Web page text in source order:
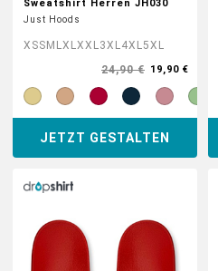
Sweatshirt Herren JH030
Just Hoods
XSSM L XL XXL 3XL 4XL 5XL
24,90 € 19,90 €
JETZT GESTALTEN